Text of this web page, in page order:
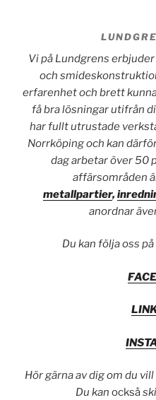
Vi på Lundgrens
och
erfarenhet och brett
få bra lösningar utifrån
har fullt utrustade
Norrköping och kan
dag arbetar över 50
affärsområden
metallpartier,
anordnar
Du kan följa oss
Hör gärna av dig om du
Du kan också